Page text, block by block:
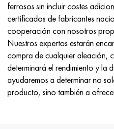
ferrosos sin incluir costes
certificados de fabricantes
cooperación con nosotros
Nuestros expertos estarán
compra de cualquier aleación,
determinará el rendimiento y la
ayudaremos a determinar no
producto, sino también a